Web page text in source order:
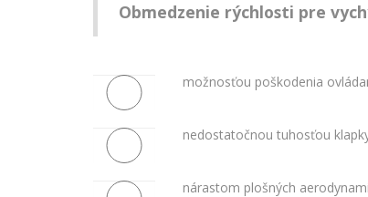
Obmedzenie rýchlosti pre
možnosťou poškodenia
nedostatočnou tuhosťou
nárastom plošných